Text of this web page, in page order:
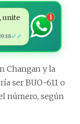
unite
✓✓
1
Changan y la
ser BUO-611 o
número, según